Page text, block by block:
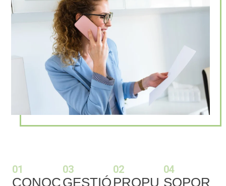
01
CONOC
03
GESTIÓ
02
PROPU
04
SOPOR